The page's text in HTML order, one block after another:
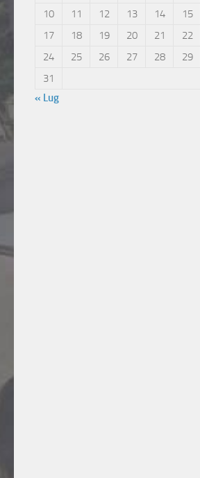
10
11 12 13 14 15
17
18 19 20 21 22
24
25 26 27 28 29
31
« Lug